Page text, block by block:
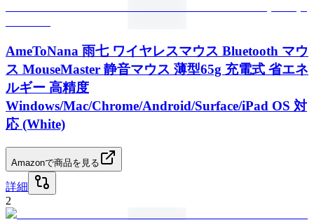
AmeToNana 雨七 ワイヤレスマウス Bluetooth マウ
ス MouseMaster 静音マウス 薄型65g 充電式 省エネ
ルギー 高精度
Windows/Mac/Chrome/Android/Surface/iPad OS 対
応 (White)
Amazonで商品を見る
詳細
2